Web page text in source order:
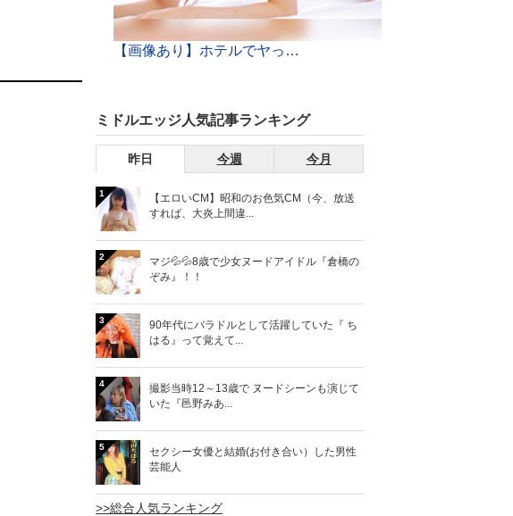
【画像あり】ホテルでヤって即解散する「ランチセックス」がまんさんの間で大流行ｗｗ世も末だわｗｗｗ
ミドルエッジ人気記事ランキング
昨日 今週 今月
1
【エロいCM】昭和のお色気CM（今、放送
すれば、大炎上間違...
2
マジ💦💦8歳で少女ヌードアイドル『倉橋の
ぞみ』！！
3
90年代にバラドルとして活躍していた『 ち
はる』って覚えて...
4
撮影当時12～13歳で ヌードシーンも演じて
いた『邑野みあ...
5
セクシー女優と結婚(お付き合い）した男性
芸能人
>>総合人気ランキング